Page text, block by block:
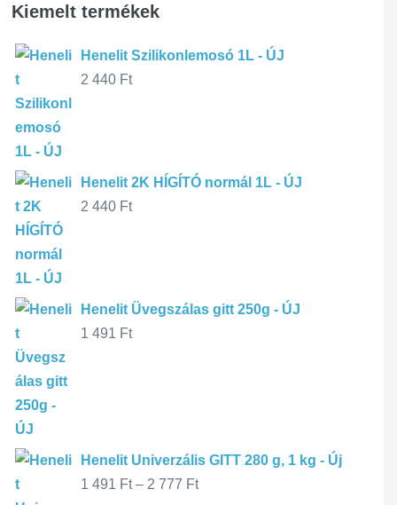
Kiemelt termékek
Henelit Szilikonlemosó 1L - ÚJ
2 440 Ft
Henelit 2K HÍGÍTÓ normál 1L - ÚJ
2 440 Ft
Henelit Üvegszálas gitt 250g - ÚJ
1 491 Ft
Henelit Univerzális GITT 280 g, 1 kg - Új
1 491 Ft – 2 777 Ft